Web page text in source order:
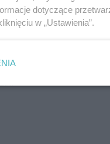
dotyczące
w „Ustawienia”.